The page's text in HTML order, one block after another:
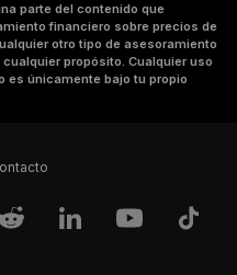
parte del contenido que
financiero sobre precios de
otro tipo de asesoramiento
propósito. Cualquier uso
es únicamente bajo tu propio